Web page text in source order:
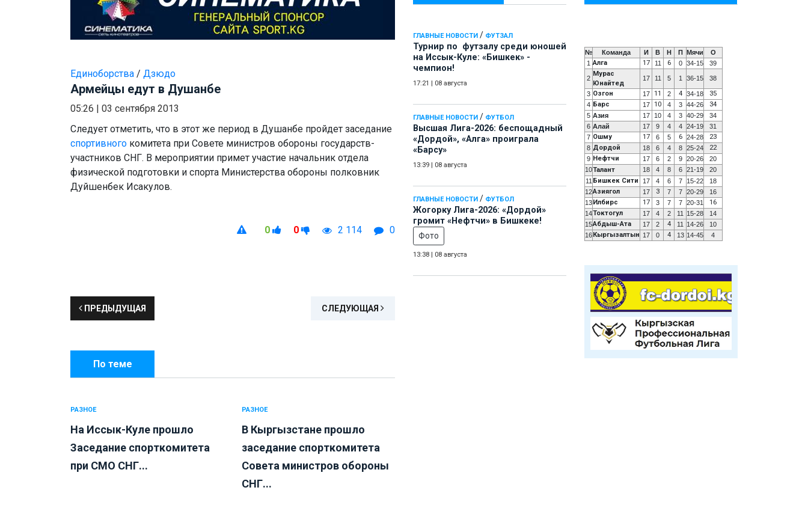
ГЛАВНЫЕ НОВОСТИ / ФУТЗАЛ
Турнир по футзалу среди юношей
на Иссык-Куле: «Бишкек» -
чемпион!
17:21 08 августа
ГЛАВНЫЕ НОВОСТИ / ФУТБОЛ
Высшая Лига-2026: беспощадный
«Дордой», «Алга» проиграла
«Барсу»
13:39 08 августа
ГЛАВНЫЕ НОВОСТИ / ФУТБОЛ
Жогорку Лига-2026: «Дордой»
громит «Нефтчи» в Бишкеке!
Фото
13:38 08 августа
Единоборства / Дзюдо
Армейцы едут в Душанбе
05:26
03 сентября 2013
Следует отметить, что в этот же период в Душанбе пройдет заседание
спортивного комитета при Совете министров обороны государств-
участников СНГ. В мероприятии примет участие начальник отдела
физической подготовки и спорта Министерства обороны полковник
Дуйшенбек Исакулов.
0 0 2 114 0
ПРЕДЫДУЩАЯ СЛЕДУЮЩАЯ
По теме
РАЗНОЕ
На Иссык-Куле прошло
Заседание спорткомитета
при СМО СНГ...
РАЗНОЕ
В Кыргызстане прошло
заседание спорткомитета
Совета министров обороны
СНГ...
№ Команда И В Н П Мячи
О
1 Алга 17 11 6 0 34-15 39
2
Мурас
Юнайтед
17 11 5 1 36-15 38
3 Озгон 17 11 2 4 34-18 35
4 Барс 17 10 4 3 44-26 34
5 Азия 17 10 4 3 40-29
34
6 Алай 17 9 4 4 24-19
31
7 Ошму 17 6 5 6 24-28 23
8 Дордой 18 6 4 8 25-24 22
9 Нефтчи 17 6 2 9 20-26
20
10Талант 18 4 8 6 21-19
20
11 Бишкек Сити 17 4 6 7 15-22
18
12Азиягол 17 3 7 7 20-29
16
13 Илбирс 17 3 7 7 20-31 16
14Токтогул 17 4 2 11 15-28
14
15Абдыш-Ата 17 2 4 11 14-26
10
16 Кыргызалтын 17 0 4 13 14-45 4